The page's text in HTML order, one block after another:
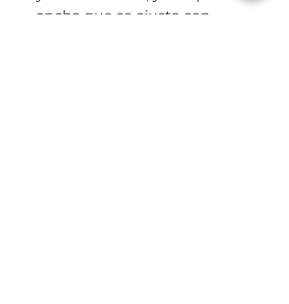
ancha que se ajusta con